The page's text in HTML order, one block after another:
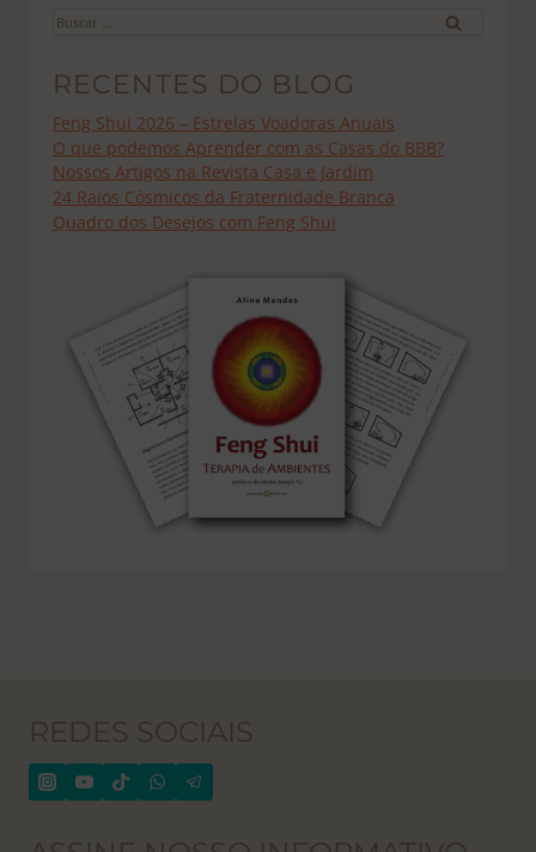
Buscar
por:
RECENTES DO BLOG
Feng Shui 2026 – Estrelas Voadoras Anuais
O que podemos Aprender com as Casas do BBB?
Nossos Artigos na Revista Casa e Jardim
24 Raios Cósmicos da Fraternidade Branca
Quadro dos Desejos com Feng Shui
REDES SOCIAIS